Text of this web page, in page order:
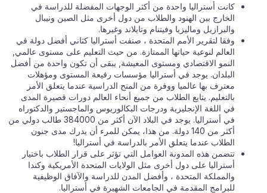
كانت أستراليا واحدة من أكثر الوجهات المفضلة للدراسة في
الخارج بين الهنود والطلاب من دول أخرى مثل الصين ونيبال
والبرازيل وماليزيا وفيتنام وتايلاند وغيرها.
وفقا لتقرير الأمم المتحدة ، صنفت أستراليا كثاني أفضل دولة في
العالم لنوعية حياتها الممتازة. من حيث التعليم على مستوى عالمي,
النمو الاقتصادي ومستوى المعيشة, يبقى أن تكون واحدة من أفضل
البلدان. يوجد في أستراليا مؤسسات رفيعة المستوى ومؤهلات
معترف بها عالميا ووفرة من المنح الدراسية عندما يتعلق الأمر
بالتعليم. يتابع الطلاب من جميع أنحاء العالم دورات قصيرة المدى
في اللغة الإنجليزية ودرجات البكالوريوس والماجستير والدكتوراه
في أستراليا. يوجد في البلاد الآن أكثر من 384000 طالب دولي من
أكثر من 140 دولة. من هذا، يمكن للمرء أن يدرك مدى جنون
الطلاب عندما يتعلق الأمر بالدراسة في أستراليا!
تتضمن هذه المدونة العوامل التي تؤثر على قرار الطلاب باختيار
أستراليا على دول أخرى مثل الولايات المتحدة الأمريكية وكندا
والمملكة المتحدة ، وأفضل المدن للدراسة والآفاق الوظيفية
للبرامج المقدمة في الجامعات الشهيرة في أستراليا.